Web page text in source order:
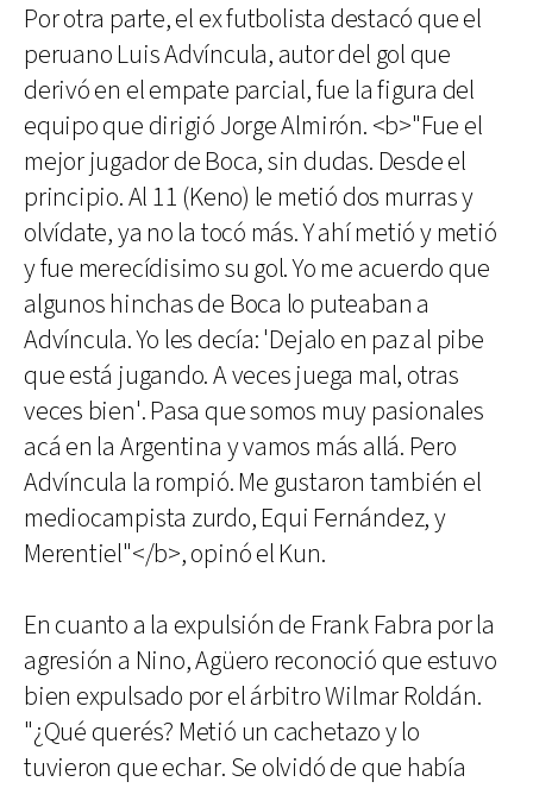
Por otra parte, el ex futbolista destacó que el
peruano Luis Advíncula, autor del gol que
derivó en el empate parcial, fue la figura del
equipo que dirigió Jorge Almirón. <b>"Fue el
mejor jugador de Boca, sin dudas. Desde el
principio. Al 11 (Keno) le metió dos murras y
olvídate, ya no la tocó más. Y ahí metió y metió
y fue merecídisimo su gol. Yo me acuerdo que
algunos hinchas de Boca lo puteaban a
Advíncula. Yo les decía: 'Dejalo en paz al pibe
que está jugando. A veces juega mal, otras
veces bien'. Pasa que somos muy pasionales
acá en la Argentina y vamos más allá. Pero
Advíncula la rompió. Me gustaron también el
mediocampista zurdo, Equi Fernández, y
Merentiel"</b>, opinó el Kun.
En cuanto a la expulsión de Frank Fabra por la
agresión a Nino, Agüero reconoció que estuvo
bien expulsado por el árbitro Wilmar Roldán.
"¿Qué querés? Metió un cachetazo y lo
tuvieron que echar. Se olvidó de que había